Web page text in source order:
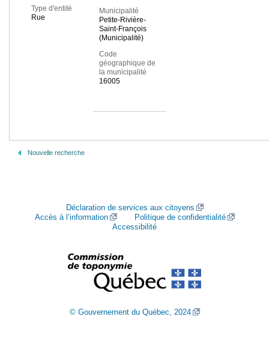
Type d'entité
Rue
Municipalité
Petite-Rivière-
Saint-François
(Municipalité)
Code
géographique de
la municipalité
16005
Nouvelle recherche
Déclaration de services aux citoyens
Accès à l’information
Politique de confidentialité
Accessibilité
© Gouvernement du Québec, 2024